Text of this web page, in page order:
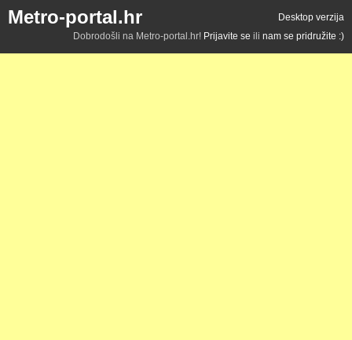
Metro-portal.hr
Desktop verzija
Dobrodošli na Metro-portal.hr! Prijavite se ili nam se pridružite :)